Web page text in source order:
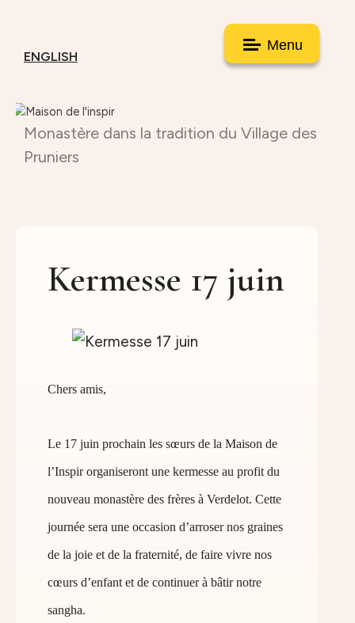
Menu
ENGLISH
Monastère dans la tradition du Village des
Pruniers
Kermesse 17 juin
Chers amis,
Le 17 juin prochain les sœurs de la Maison de
l’Inspir organiseront une kermesse au profit du
nouveau monastère des frères à Verdelot. Cette
journée sera une occasion d’arroser nos graines
de la joie et de la fraternité, de faire vivre nos
cœurs d’enfant et de continuer à bâtir notre
sangha.